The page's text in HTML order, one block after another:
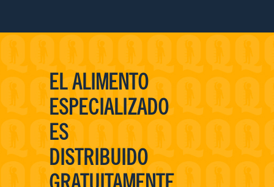
EL ALIMENTO
ESPECIALIZADO
ES
DISTRIBUIDO